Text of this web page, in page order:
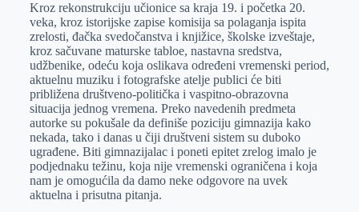
Kroz rekonstrukciju učionice sa kraja 19. i početka 20.
veka, kroz istorijske zapise komisija sa polaganja ispita
zrelosti, đačka svedočanstva i knjižice, školske izveštaje,
kroz sačuvane maturske tabloe, nastavna sredstva,
udžbenike, odeću koja oslikava određeni vremenski period,
aktuelnu muziku i fotografske atelјe publici će biti
približena društveno-politička i vaspitno-obrazovna
situacija jednog vremena. Preko navedenih predmeta
autorke su pokušale da definiše poziciju gimnazija kako
nekada, tako i danas u čiji društveni sistem su duboko
ugrađene. Biti gimnazijalac i poneti epitet zrelog imalo je
podjednaku težinu, koja nije vremenski ograničena i koja
nam je omogućila da damo neke odgovore na uvek
aktuelna i prisutna pitanja.